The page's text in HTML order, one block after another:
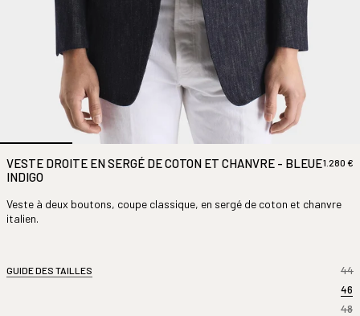
VESTE DROITE EN SERGÉ DE COTON ET CHANVRE - BLEUE
INDIGO
1.280 €
Veste à deux boutons, coupe classique, en sergé de coton et chanvre
italien.
GUIDE DES TAILLES
44
46
48